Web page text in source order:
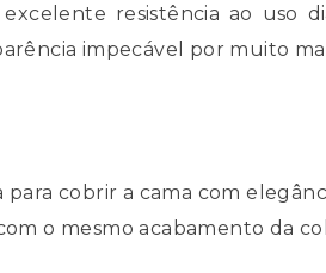
resistência ao uso
impecável por muito
cobrir a cama com
o mesmo acabamento da